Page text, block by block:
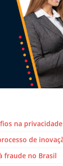
na
de
fraude no Brasil